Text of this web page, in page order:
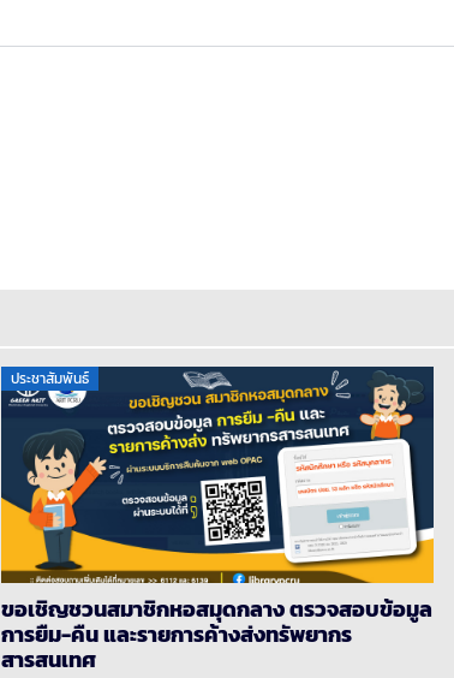
ประชาสัมพันธ์
ขอเชิญชวนสมาชิกหอสมุดกลาง ตรวจสอบข้อมูล
การยืม-คืน และรายการค้างส่งทรัพยากร
สารสนเทศ